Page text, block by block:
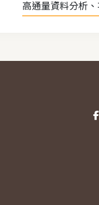
高通量資料分析